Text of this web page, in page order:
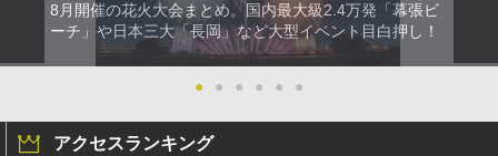
8月開催の花火大会まとめ。国内最大級2.4万発「幕張ビ
ーチ」や日本三大「長岡」など大型イベント目白押し！
● ● ● ● ● ●
アクセスランキング